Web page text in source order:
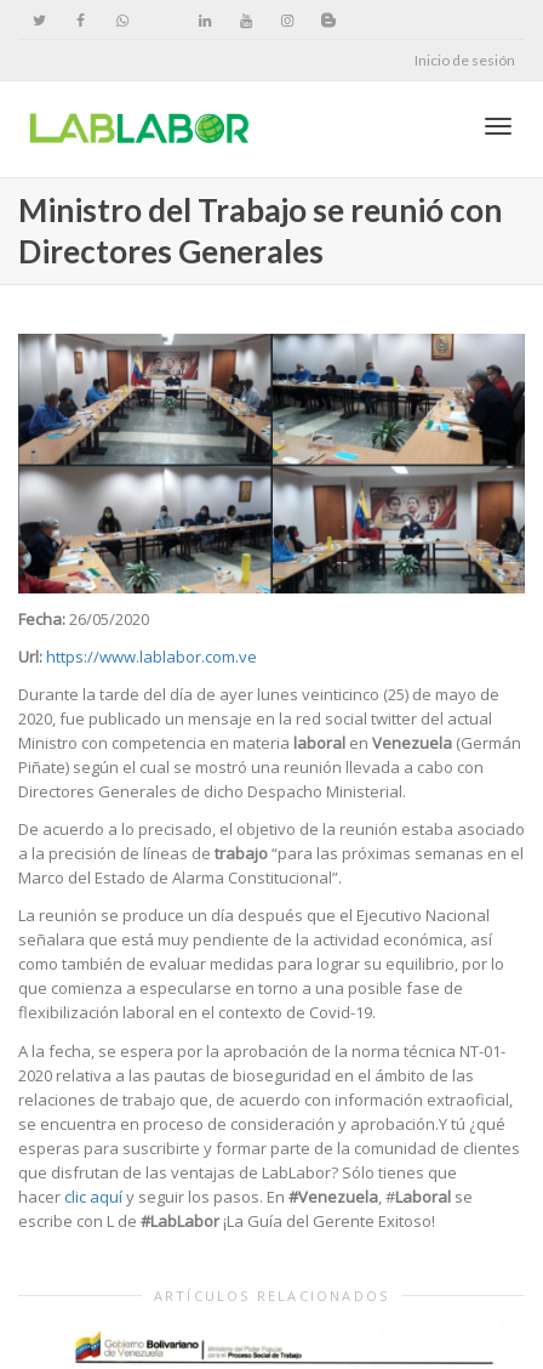
Inicio de sesión
Ministro del Trabajo se reunió con
Directores Generales
Fecha:26/05/2020
Url:https://www.lablabor.com.ve
Durante la tarde del día de ayer lunes veinticinco (25) de mayo de
2020, fue publicado un mensaje en la red social twitter del actual
Ministro con competencia en materia laboral en Venezuela (Germán
Piñate) según el cual se mostró una reunión llevada a cabo con
Directores Generales de dicho Despacho Ministerial.
De acuerdo a lo precisado, el objetivo de la reunión estaba asociado
a la precisión de líneas de trabajo“para las próximas semanas en el
Marco del Estado de Alarma Constitucional”.
La reunión se produce un día después que el Ejecutivo Nacional
señalara que está muy pendiente de la actividad económica, así
como también de evaluar medidas para lograr su equilibrio, por lo
que comienza a especularse en torno a una posible fase de
flexibilización laboral en el contexto de Covid-19.
A la fecha, se espera por la aprobación de la norma técnica NT-01-
2020 relativa a las pautas de bioseguridad en el ámbito de las
relaciones de trabajo que, de acuerdo con información extraoficial,
se encuentra en proceso de consideración y aprobación.Y tú ¿qué
esperas para suscribirte y formar parte de la comunidad de clientes
que disfrutan de las ventajas de LabLabor? Sólo tienes que
hacerclic aquíy seguir los pasos. En #Venezuela , #Laboral se
escribe con L de #LabLabor¡La Guía del Gerente Exitoso!
ARTÍCULOS RELACIONADOS